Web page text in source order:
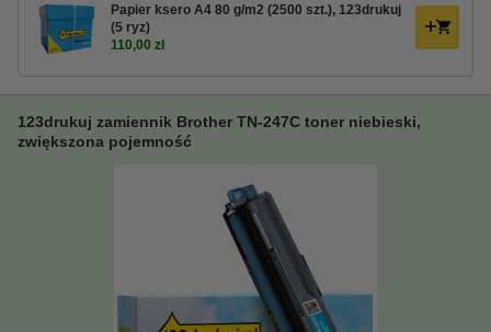
Papier ksero A4 80 g/m2 (2500 szt.), 123drukuj
(5 ryz)
110,00 zł
123drukuj zamiennik Brother TN-247C toner niebieski,
zwiększona pojemność